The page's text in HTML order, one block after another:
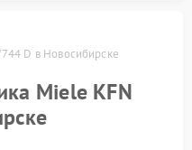
D в Новосибирске
Miele KFN